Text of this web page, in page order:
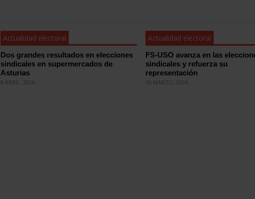
Actualidad electoral
Dos grandes resultados en elecciones
sindicales en supermercados de
Asturias
8 ABRIL, 2026
Actualidad electoral
FS-USO avanza en las
sindicales y refuerza su
representación
18 MARZO, 2026